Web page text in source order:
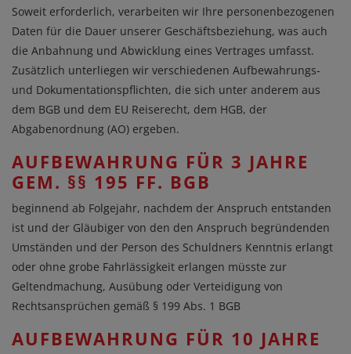
Soweit erforderlich, verarbeiten wir Ihre personenbezogenen
Daten für die Dauer unserer Geschäftsbeziehung, was auch
die Anbahnung und Abwicklung eines Vertrages umfasst.
Zusätzlich unterliegen wir verschiedenen Aufbewahrungs-
und Dokumentationspflichten, die sich unter anderem aus
dem BGB und dem EU Reiserecht, dem HGB, der
Abgabenordnung (AO) ergeben.
AUFBEWAHRUNG FÜR 3 JAHRE
GEM. §§ 195 FF. BGB
beginnend ab Folgejahr, nachdem der Anspruch entstanden
ist und der Gläubiger von den den Anspruch begründenden
Umständen und der Person des Schuldners Kenntnis erlangt
oder ohne grobe Fahrlässigkeit erlangen müsste zur
Geltendmachung, Ausübung oder Verteidigung von
Rechtsansprüchen gemäß § 199 Abs. 1 BGB
AUFBEWAHRUNG FÜR 10 JAHRE